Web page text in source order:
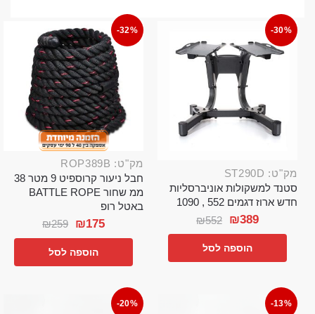
-30%
מק"ט: ST290D
סטנד למשקולות אוניברסליות
חדש ארוז דגמים 552 , 1090
₪552 ₪389
הוספה לסל
-32%
מק"ט: ROP389B
חבל ניעור קרוספיט 9 מטר 38
ממ שחור BATTLE ROPE
באטל רופ
₪259 ₪175
הוספה לסל
-13%
-20%